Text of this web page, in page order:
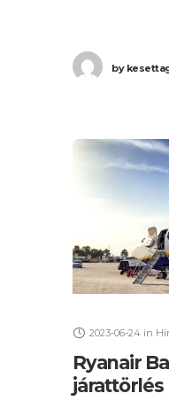
Budapestre.
by
2023-06-24 in
Ryanair
járattörlés